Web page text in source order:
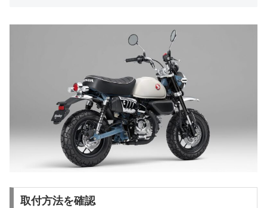
取付方法を確認